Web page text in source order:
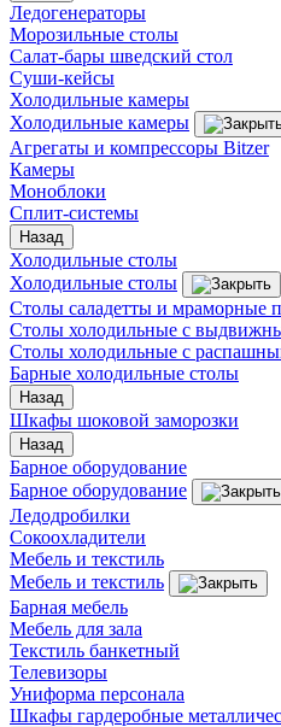
Ледогенераторы
Морозильные столы
Салат-бары шведский стол
Суши-кейсы
Холодильные камеры
Холодильные камеры
Агрегаты и компрессоры Bitzer
Камеры
Моноблоки
Сплит-системы
Назад
Холодильные столы
Холодильные столы
Столы саладетты и мраморные
Столы холодильные с
Столы холодильные с
Барные холодильные столы
Назад
Шкафы шоковой заморозки
Назад
Барное оборудование
Барное оборудование
Ледодробилки
Сокоохладители
Мебель и текстиль
Мебель и текстиль
Барная мебель
Мебель для зала
Текстиль банкетный
Телевизоры
Униформа персонала
Шкафы гардеробные